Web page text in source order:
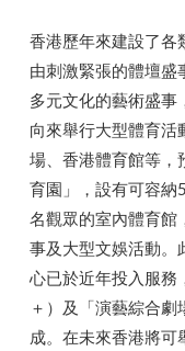
香港歷年來建設了各
由刺激緊張的體壇盛
多元文化的藝術盛事
向來舉行大型體育活
場、香港體育館等，
育園」，設有可容
名觀眾的室內體育館
事及大型文娛活動。
心已於近年投入服務
＋）及「演藝綜合
成。在未來香港將可